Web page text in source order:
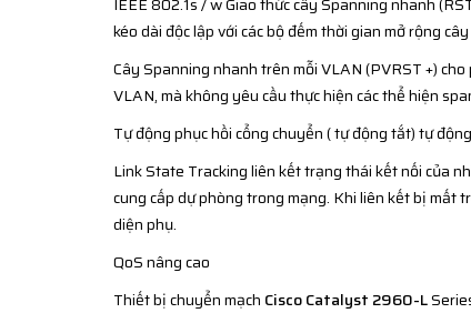
kéo dài độc lập với các bộ đếm thời gian mở rộng
Cây Spanning nhanh trên mỗi VLAN (PVRST +)
VLAN, mà không yêu cầu thực hiện các thể hiện
Tự động phục hồi cổng chuyển ( tự động tắt) tự
Link State Tracking liên kết trạng thái kết nối của
cung cấp dự phòng trong mạng. Khi liên kết bị mất
diện phụ.
QoS nâng cao
Thiết bị chuyển mạch Cisco Catalyst 2960-L